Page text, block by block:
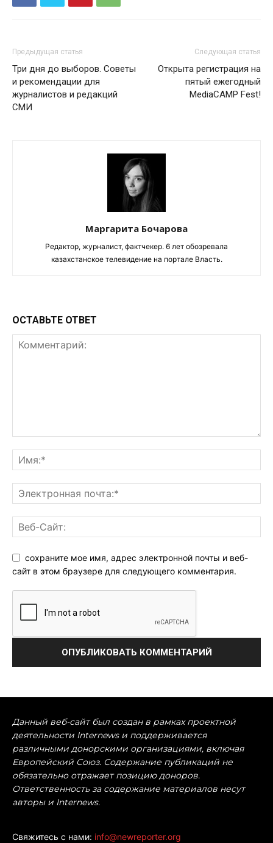
Предыдущая статья
Три дня до выборов. Советы
и рекомендации для
журналистов и редакций
СМИ
Следующая статья
Открыта регистрация на
пятый ежегодный
MediaCAMP Fest!
Маргарита Бочарова
Редактор, журналист, фактчекер. 6 лет обозревала
казахстанское телевидение на портале Власть.
ОСТАВЬТЕ ОТВЕТ
сохраните мое имя, адрес электронной почты и веб-
сайт в этом браузере для следующего комментария.
Данный веб-сайт был создан в рамках проектной
деятельности Internews и поддерживается
различными донорскими организациями, включая
Европейский Союз. Содержание публикаций не
обязательно отражает позицию доноров.
Ответственность за содержание материалов несут
авторы и Internews.
Свяжитесь с нами: info@newreporter.org